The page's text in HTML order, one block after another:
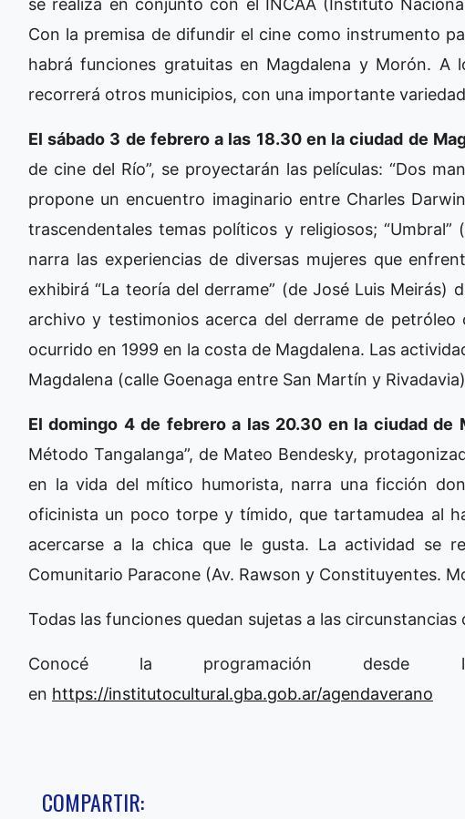
se realiza en conjunto con el INCAA (Instituto
Con la premisa de difundir el cine como instrumento
habrá funciones gratuitas en Magdalena y Morón. A
recorrerá otros municipios, con una importante
El sábado 3 de febrero a las 18.30 en la ciudad de
de cine del Río”, se proyectarán las películas: “Dos
propone un encuentro imaginario entre Charles
trascendentales temas políticos y religiosos; “Umbral”
narra las experiencias de diversas mujeres que
exhibirá “La teoría del derrame” (de José Luis Meirás)
archivo y testimonios acerca del derrame de petróleo
ocurrido en 1999 en la costa de Magdalena. Las
Magdalena (calle Goenaga entre San Martín y
El domingo 4 de febrero a las 20.30 en la ciudad de
Método Tangalanga”, de Mateo Bendesky,
en la vida del mítico humorista, narra una ficción
oficinista un poco torpe y tímido, que tartamudea al
acercarse a la chica que le gusta. La actividad se
Comunitario Paracone (Av. Rawson y Constituyentes.
Todas las funciones quedan sujetas a las circunstancias
Conocé la programación
en https://institutocultural.gba.gob.ar/agendaverano
COMPARTIR: